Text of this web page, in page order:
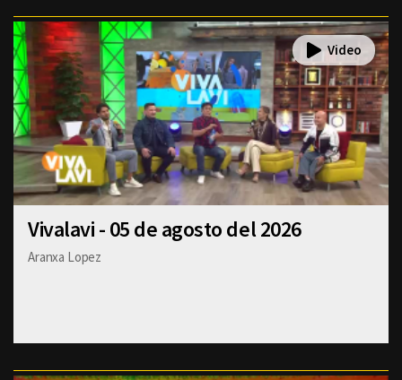
Vivalavi - 05 de agosto del 2026
Aranxa Lopez